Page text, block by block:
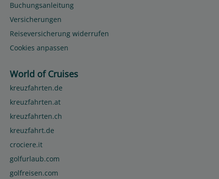
Buchungsanleitung
Versicherungen
Reiseversicherung widerrufen
Cookies anpassen
World of Cruises
kreuzfahrten.de
kreuzfahrten.at
kreuzfahrten.ch
kreuzfahrt.de
crociere.it
golfurlaub.com
golfreisen.com